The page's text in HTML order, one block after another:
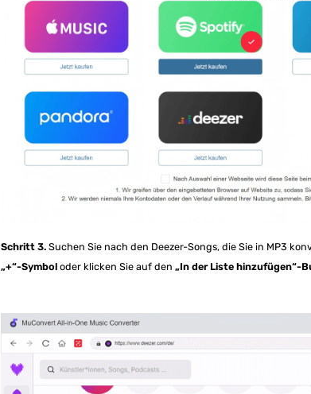
Schritt 3. Suchen Sie nach den Deezer-Songs, die Sie in MP3
„+“-Symbol oder klicken Sie auf den„In der Liste hinzufügen“-